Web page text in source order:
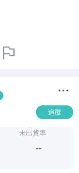
追蹤
未出貨率
--